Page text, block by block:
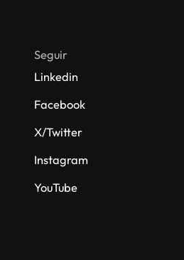
Seguir
Linkedin
Facebook
X/Twitter
Instagram
YouTube